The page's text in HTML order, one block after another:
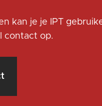
kan je je IPT
contact op.